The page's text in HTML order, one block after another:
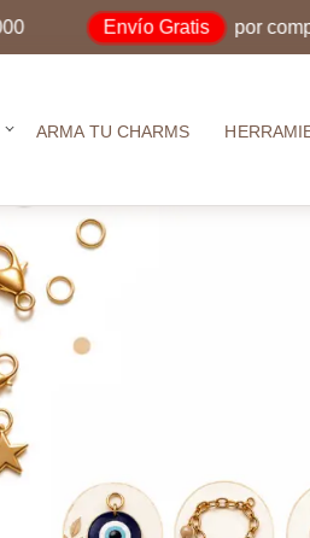
Envío Gratis por compras
ARMA TU CHARMS